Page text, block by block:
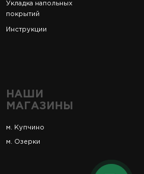
Укладка напольных
покрытий
Инструкции
НАШИ
МАГАЗИНЫ
м. Купчино
м. Озерки